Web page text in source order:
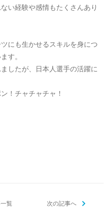
い経験や感情もたくさんあり
にも生かせるスキルを身につ
す。
したが、日本人選手の活躍に
！チャチャチャ！
覧 次の記事へ